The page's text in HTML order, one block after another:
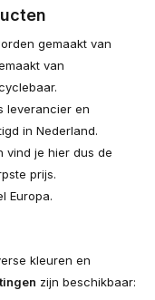
gemaakt van
van
leverancier en
in Nederland.
vind je hier dus de
prijs.
Europa.
kleuren en
zijn beschikbaar: